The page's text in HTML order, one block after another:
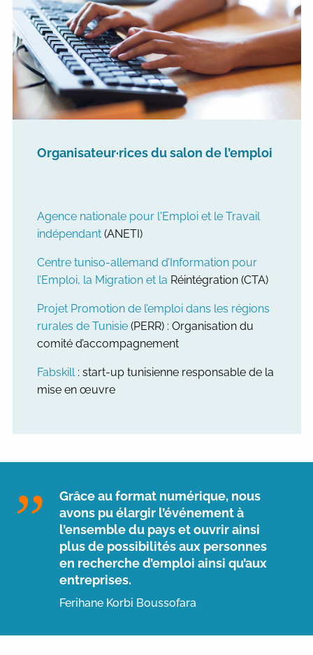
Organisateur·rices du salon de l’emploi
Agence nationale pour l'Emploi et le Travail
indépendant(ANETI)
Centre tuniso-allemand d’Information pour
l’Emploi, la Migration et la Réintégration (CTA)
Projet Promotion de l’emploi dans les régions
rurales de Tunisie(PERR) : Organisation du
comité d’accompagnement
Fabskill: start-up tunisienne responsable de la
mise en œuvre
Grâce au format numérique, nous
avons pu élargir l’événement à
l’ensemble du pays et ouvrir ainsi
plus de possibilités aux personnes
en recherche d’emploi ainsi qu’aux
entreprises.
Ferihane Korbi Boussofara